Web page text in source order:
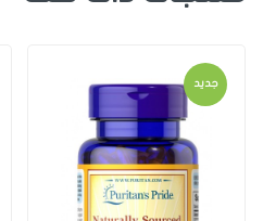
اختر تقييم
اضافة تعليق
جديد